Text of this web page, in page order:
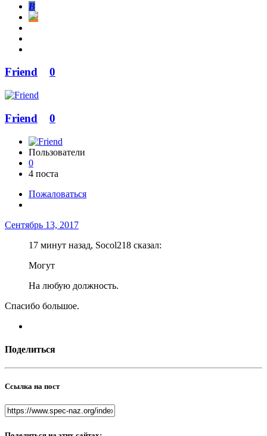
В
Friend 0
Friend 0
Пользователи
0
4 поста
Пожаловаться
Сентябрь 13, 2017
17 минут назад, Socol218 сказал:
Могут
На любую должность.
Спасибо большое.
Поделиться
Ссылка на пост